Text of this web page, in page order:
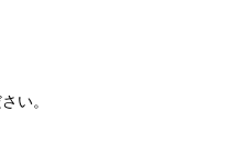
い。